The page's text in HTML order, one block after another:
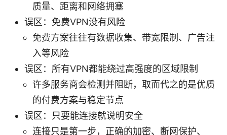
质量、距离和网络拥塞
误区：免费VPN没有风险
免费方案往往有数据收集、带宽限制、广告注
入等风险
误区：所有VPN都能绕过高强度的区域限制
许多服务商会检测并阻断，取而代之的是优质
的付费方案与稳定节点
误区：只要能连接就说明安全
连接只是第一步，正确的加密、断网保护、